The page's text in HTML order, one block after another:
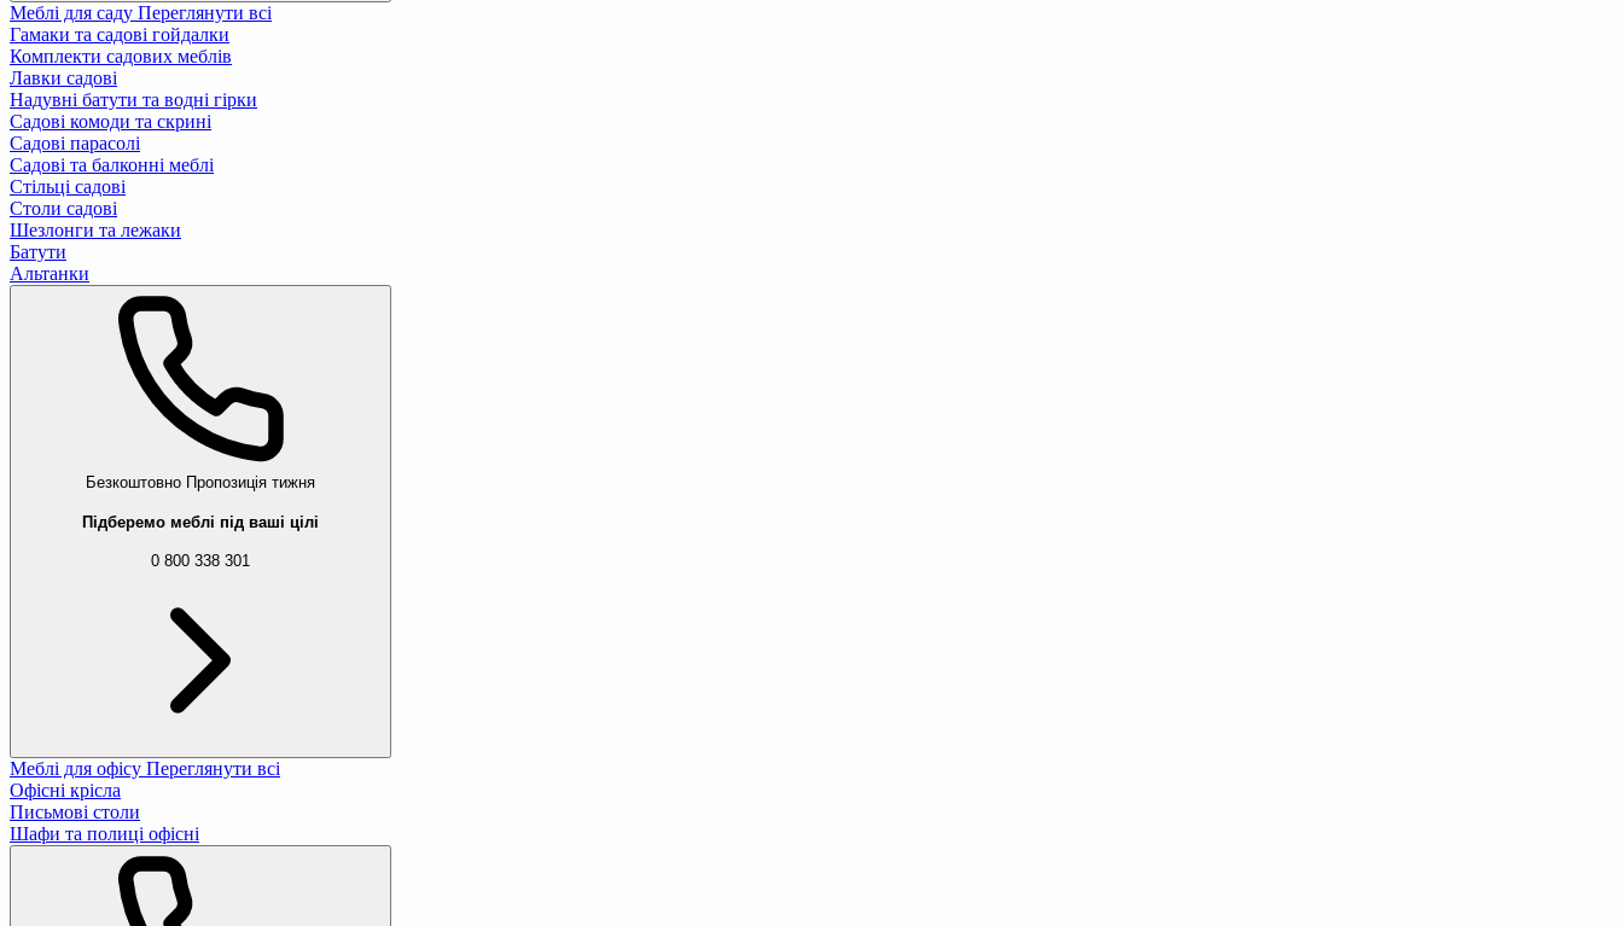
Меблі для саду Переглянути всі
Гамаки та садові гойдалки
Комплекти садових меблів
Лавки садові
Надувні батути та водні гірки
Садові комоди та скрині
Садові парасолі
Садові та балконні меблі
Стільці садові
Столи садові
Шезлонги та лежаки
Батути
Альтанки
Безкоштовно Пропозиція тижня
Підберемо меблі під ваші цілі
0 800 338 301
Меблі для офісу Переглянути всі
Офісні крісла
Письмові столи
Шафи та полиці офісні